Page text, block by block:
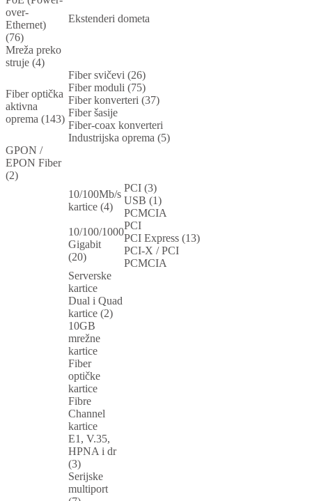
over-
Ethernet)
(76)
Ekstenderi dometa
Mreža preko
struje (4)
Fiber optička
aktivna
oprema (143)
Fiber svičevi (26)
Fiber moduli (75)
Fiber konverteri (37)
Fiber šasije
Fiber-coax konverteri
Industrijska oprema (5)
GPON /
EPON Fiber
(2)
10/100Mb/s
kartice (4)
PCI (3)
USB (1)
PCMCIA
10/100/1000
Gigabit
(20)
PCI
PCI Express (13)
PCI-X / PCI
PCMCIA
Serverske
kartice
Dual i Quad
kartice (2)
10GB
mrežne
kartice
Fiber
optičke
kartice
Fibre
Channel
kartice
E1, V.35,
HPNA i dr
(3)
Serijske
multiport